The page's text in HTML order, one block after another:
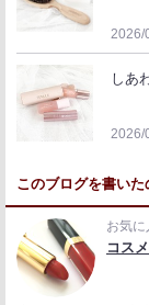
2026/
しあ
2026/
このブログを書い
お気
コス